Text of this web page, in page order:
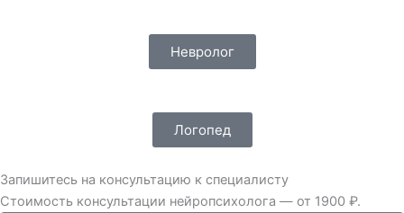
Невролог
Логопед
Запишитесь на консультацию к специалисту
Стоимость консультации нейропсихолога — от 1900 ₽.